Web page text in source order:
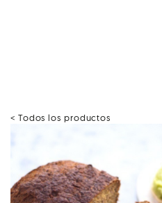
< Todos los productos